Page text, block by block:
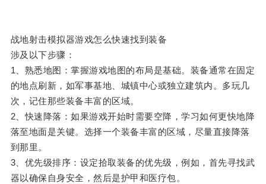
战地射击模拟器游戏怎么快速找到装备
涉及以下步骤：
1、熟悉地图：掌握游戏地图的布局是基础。装备通常在固定
的地点刷新，如军事基地、城镇中心或独立建筑内。多玩几
次，记住那些装备丰富的区域。
2、快速降落：如果游戏开始时需要空降，学习如何更快地降
落至地面是关键。选择一个装备丰富的区域，尽量直接降落
到那里。
3、优先级排序：设定拾取装备的优先级，例如，首先寻找武
器以确保自身安全，然后是护甲和医疗包。